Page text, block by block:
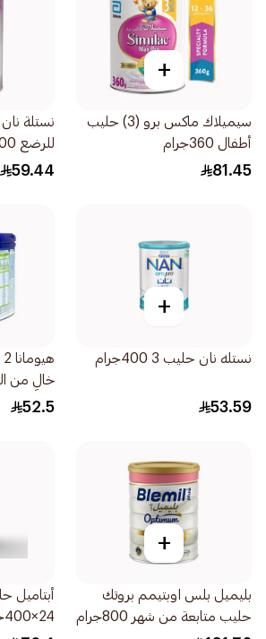
+
سيميلاك ماكس برو (3) حليب
أطفال 360جرام
81.45
للرضع 400غ
59.44
+
نستله نان حليب 3 400جرام
53.59
خالٍ من
400جرام
52.5
+
بليميل بلس اوبتيمم بروتك
حليب متابعة من شهر 800جرام
أبتاميل
24×400جرام